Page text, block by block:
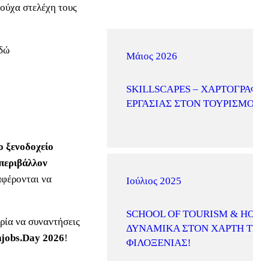
στελέχη τους
να
να συναντήσεις
.Day 2026!
Μάιος 2026
SKILLSCAPES –
ΕΡΓΑΣΊΑΣ ΣΤΟΝ
Ιούλιος 2025
SCHOOL OF TOURISM &
ΔΥΝΑΜΙΚΆ ΣΤΟΝ ΧΆΡΤΗ
ΦΙΛΟΞΕΝΊΑΣ!